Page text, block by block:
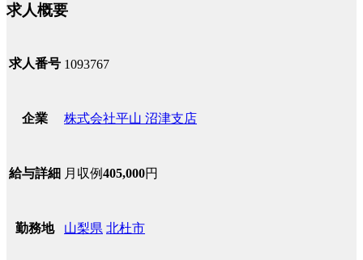
求人概要
求人番号 1093767
企業 株式会社平山 沼津支店
給与詳細 月収例405,000円
勤務地 山梨県 北杜市